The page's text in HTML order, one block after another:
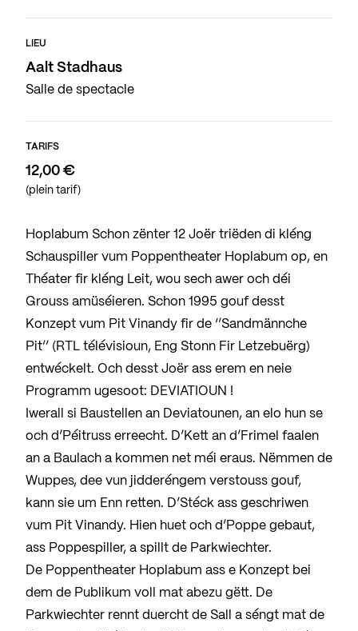
LIEU
Aalt Stadhaus
Salle de spectacle
TARIFS
12,00 €
(plein tarif)
Hoplabum Schon zënter 12 Joër triëden di kléng
Schauspiller vum Poppentheater Hoplabum op, en
Théater fir kléng Leit, wou sech awer och déi
Grouss amüséieren. Schon 1995 gouf desst
Konzept vum Pit Vinandy fir de ‘’Sandmännche
Pit’’ (RTL télévisioun, Eng Stonn Fir Letzebuërg)
entwéckelt. Och desst Joër ass erem en neie
Programm ugesoot: DEVIATIOUN !
Iwerall si Baustellen an Deviatounen, an elo hun se
och d’Péitruss erreecht. D’Kett an d’Frimel faalen
an a Baulach a kommen net méi eraus. Nëmmen de
Wuppes, dee vun jidderéngem verstouss gouf,
kann sie um Enn retten. D’Stéck ass geschriwen
vum Pit Vinandy. Hien huet och d’Poppe gebaut,
ass Poppespiller, a spillt de Parkwiechter.
De Poppentheater Hoplabum ass e Konzept bei
dem de Publikum voll mat abezu gëtt. De
Parkwiechter rennt duercht de Sall a séngt mat de